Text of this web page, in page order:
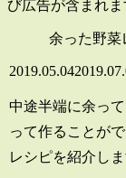
び広告が含まれま
余った野菜
2019.05.04
中途半端に余っ
って作ることが
レシピを紹介しま